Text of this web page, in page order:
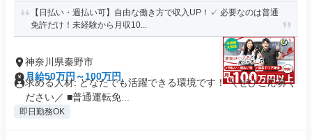
【日払い・週払い可】自由な働き方で収入UP！✓ 必要なのは普通
免許だけ！未経験から月収10...
神奈川県秦野市
月給50万円～100万円
求める人材: どなたでも活躍できる環境です！ ＼ぜひご応募く
ださい／ ■普通運転免...
即日勤務OK